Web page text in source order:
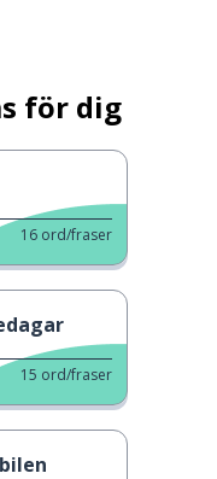
för dig
16 ord/fraser
15 ord/fraser